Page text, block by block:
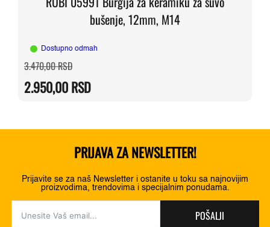
bušenje, 12mm, M14
Dostupno odmah
3.470,00RSDOriginalna
cena
bila:
3.470,00 RSD.
2.950,00RSD
Trenutna
cena
2.950,00 RSD.
PRIJAVA ZA NEWSLETTER!
Prijavite se za naš Newsletter i ostanite u toku sa najnovijim
proizvodima, trendovima i specijalnim ponudama.
POŠALJI